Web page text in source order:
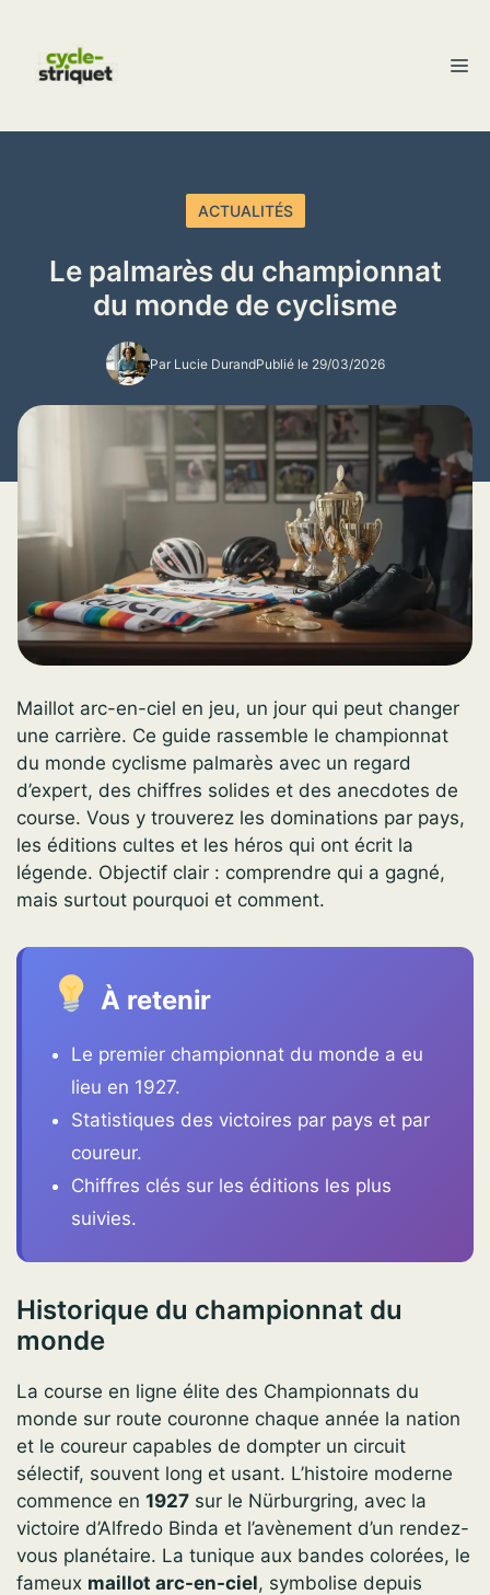
contenu
ACTUALITÉS
Le palmarès du championnat
du monde de cyclisme
Par Lucie DurandPublié le 29/03/2026
Maillot arc-en-ciel en jeu, un jour qui peut changer
une carrière. Ce guide rassemble le championnat
du monde cyclisme palmarès avec un regard
d’expert, des chiffres solides et des anecdotes de
course. Vous y trouverez les dominations par pays,
les éditions cultes et les héros qui ont écrit la
légende. Objectif clair : comprendre qui a gagné,
mais surtout pourquoi et comment.
À retenir
Le premier championnat du monde a eu
lieu en 1927.
Statistiques des victoires par pays et par
coureur.
Chiffres clés sur les éditions les plus
suivies.
Historique du championnat du
monde
La course en ligne élite des Championnats du
monde sur route couronne chaque année la nation
et le coureur capables de dompter un circuit
sélectif, souvent long et usant. L’histoire moderne
commence en 1927 sur le Nürburgring, avec la
victoire d’Alfredo Binda et l’avènement d’un rendez-
vous planétaire. La tunique aux bandes colorées, le
fameux maillot arc-en-ciel, symbolise depuis